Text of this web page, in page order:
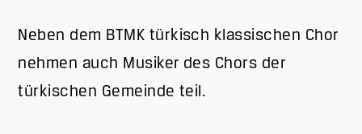
Neben dem BTMK türkisch klassischen Chor
nehmen auch Musiker des Chors der
türkischen Gemeinde teil.